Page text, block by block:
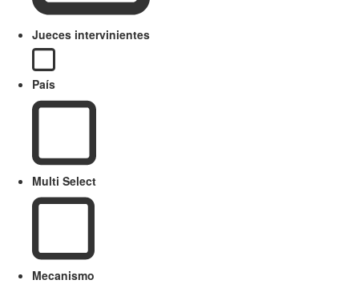
Jueces intervinientes
País
Multi Select
Mecanismo